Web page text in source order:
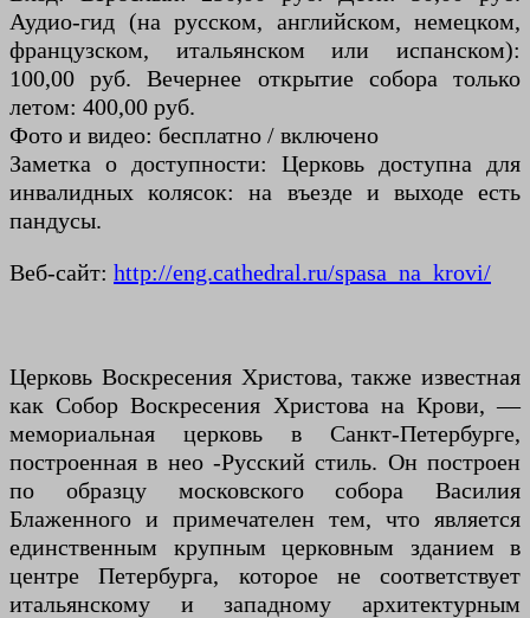
Аудио-гид (на русском, английском, немецком,
французском, итальянском или испанском):
100,00 руб. Вечернее открытие собора только
летом: 400,00 руб.
Фото и видео: бесплатно / включено
Заметка о доступности: Церковь доступна для
инвалидных колясок: на въезде и выходе есть
пандусы.
Веб-сайт: http://eng.cathedral.ru/spasa_na_krovi/
Церковь Воскресения Христова, также известная
как Собор Воскресения Христова на Крови, —
мемориальная церковь в Санкт-Петербурге,
построенная в нео -Русский стиль. Он построен
по образцу московского собора Василия
Блаженного и примечателен тем, что является
единственным крупным церковным зданием в
центре Петербурга, которое не соответствует
итальянскому и западному архитектурным